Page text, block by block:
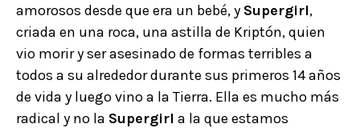
amorosos desde que era un bebé, y Supergirl,
criada en una roca, una astilla de Kriptón, quien
vio morir y ser asesinado de formas terribles a
todos a su alrededor durante sus primeros 14 años
de vida y luego vino a la Tierra. Ella es mucho más
radical y no la Supergirl a la que estamos